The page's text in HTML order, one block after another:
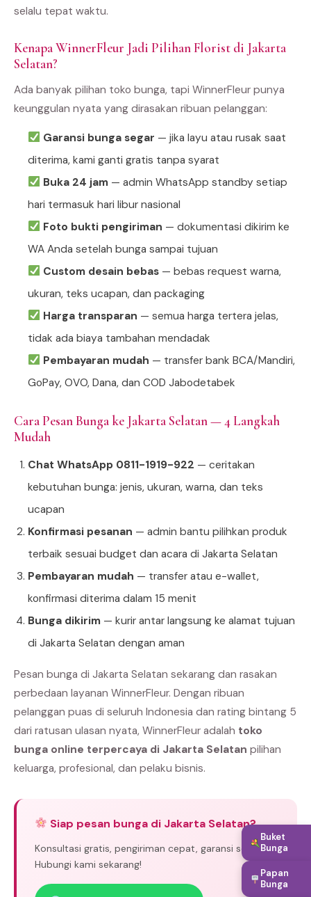
selalu tepat waktu.
Kenapa WinnerFleur Jadi Pilihan Florist di Jakarta
Selatan?
Ada banyak pilihan toko bunga, tapi WinnerFleur punya
keunggulan nyata yang dirasakan ribuan pelanggan:
Garansi bunga segar — jika layu atau rusak saat
diterima, kami ganti gratis tanpa syarat
Buka 24 jam— admin WhatsApp standby setiap
hari termasuk hari libur nasional
Foto bukti pengiriman — dokumentasi dikirim ke
WA Anda setelah bunga sampai tujuan
Custom desain bebas— bebas request warna,
ukuran, teks ucapan, dan packaging
Harga transparan — semua harga tertera jelas,
tidak ada biaya tambahan mendadak
Pembayaran mudah — transfer bank BCA/Mandiri,
GoPay, OVO, Dana, dan COD Jabodetabek
Cara Pesan Bunga ke Jakarta Selatan — 4 Langkah
Mudah
Chat WhatsApp 0811-1919-922 — ceritakan
kebutuhan bunga: jenis, ukuran, warna, dan teks
ucapan
Konfirmasi pesanan — admin bantu pilihkan produk
terbaik sesuai budget dan acara di Jakarta Selatan
Pembayaran mudah — transfer atau e-wallet,
konfirmasi diterima dalam 15 menit
Bunga dikirim — kurir antar langsung ke alamat tujuan
di Jakarta Selatan dengan aman
Pesan bunga di Jakarta Selatan sekarang dan rasakan
perbedaan layanan WinnerFleur. Dengan ribuan
pelanggan puas di seluruh Indonesia dan rating bintang 5
dari ratusan ulasan nyata, WinnerFleur adalah toko
bunga online terpercaya di Jakarta Selatan pilihan
keluarga, profesional, dan pelaku bisnis.
Siap pesan bunga di Jakarta Selatan?
Konsultasi gratis, pengiriman cepat, garansi segar.
Hubungi kami sekarang!
Buket
Bunga
Papan
Bunga